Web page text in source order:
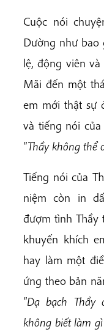
Cuộc nói
Dường như bao
lệ, động viên
Mãi đến một
em mới thật sự
và tiếng nói
"Thầy không thể
Tiếng nói của
niệm còn in
đượm tình Thầy
khuyến khích
hay làm một
ứng theo bản
"Dạ bạch Thầy
không biết làm